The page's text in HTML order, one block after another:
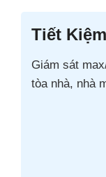
Tiết
Giám sát
tòa nhà, nhà